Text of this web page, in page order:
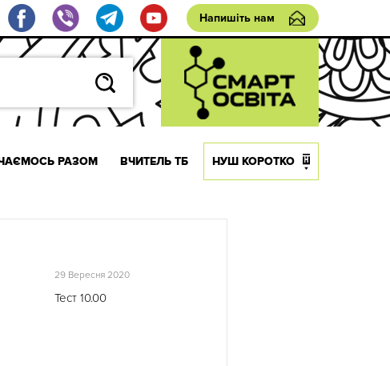
Напишіть нам
РАЗОМ ВЧИТЕЛЬ ТБ НУШ КОРОТКО
29 Вересня 2020
Тест 10.00